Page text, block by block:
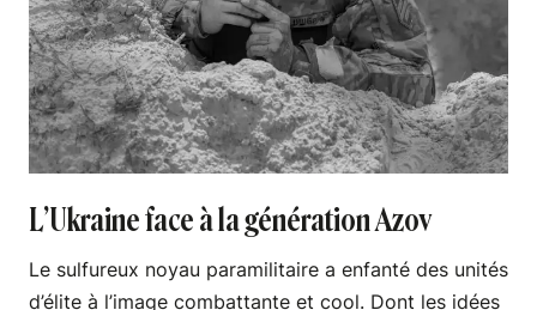
L’Ukraine face à la génération Azov
Le sulfureux noyau paramilitaire a enfanté des unités
d’élite à l’image combattante et cool. Dont les idées